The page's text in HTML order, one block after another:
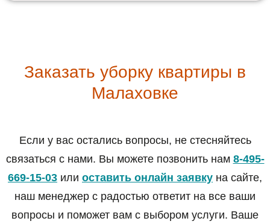
Заказать уборку квартиры в
Малаховке
Если у вас остались вопросы, не стесняйтесь
связаться с нами. Вы можете позвонить нам 8-495-
669-15-03 или оставить онлайн заявку на сайте,
наш менеджер с радостью ответит на все ваши
вопросы и поможет вам с выбором услуги. Ваше